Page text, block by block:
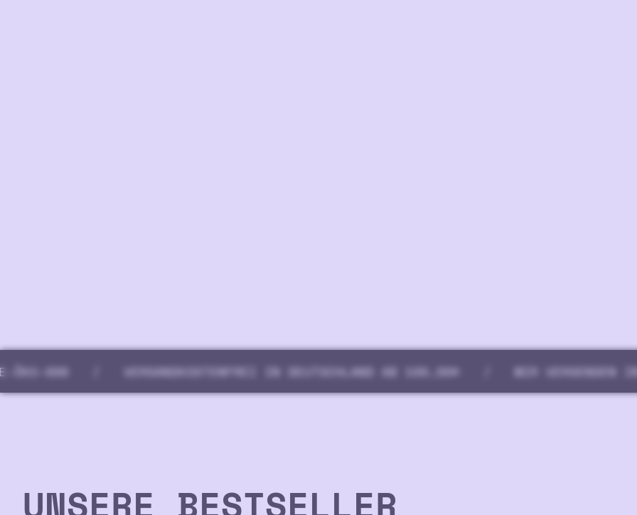
/ VERSANDKOSTENFREI IN DEUTSCHLAND AB 100,00€ / WIR VERSENDEN IN DIE